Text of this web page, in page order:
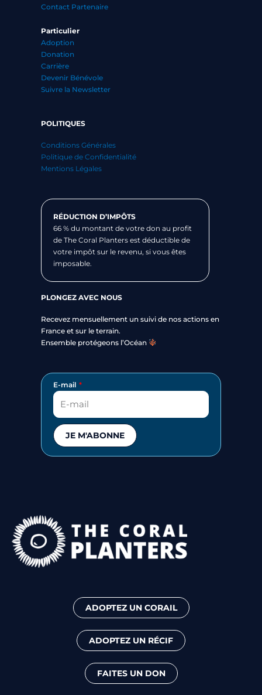
Contact Partenaire
Particulier
Adoption
Donation
Carrière
Devenir Bénévole
Suivre la Newsletter
POLITIQUES
Conditions Générales
Politique de Confidentialité
Mentions Légales
RÉDUCTION D’IMPÔTS
66 % du montant de votre don au profit
de The Coral Planters est déductible de
votre impôt sur le revenu, si vous êtes
imposable.
PLONGEZ AVEC NOUS
Recevez mensuellement un suivi de nos actions en
France et sur le terrain.
Ensemble protégeons l’Océan
E-mail
JE M'ABONNE
ADOPTEZ UN CORAIL
ADOPTEZ UN RÉCIF
FAITES UN DON